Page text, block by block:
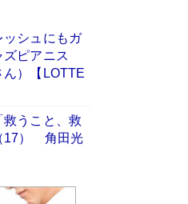
トセラーラ
トセラー］
ス時代」に交通
ないんだよね
朝退社したワケ
歳になった作
しの生活を明か
ッシュにもガ
ズピアニス
）【LOTTE
救うこと、救
17） 角田光